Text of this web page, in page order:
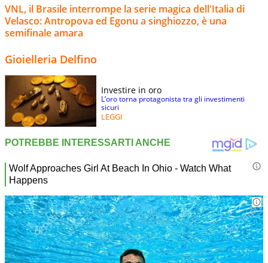
VNL, il Brasile interrompe la serie magica dell'Italia di
Velasco: Antropova ed Egonu a singhiozzo, è una
semifinale amara
Gioielleria Delfino
Investire in oro
L’oro torna protagonista tra gli investimenti
sicuri
LEGGI